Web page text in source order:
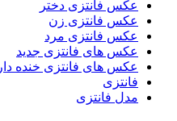
عکس فانتزی دختر
عکس فانتزی زن
عکس فانتزی مرد
عکس های فانتزی جدید
عکس های فانتزی خنده دار
فانتزی
مدل فانتزی